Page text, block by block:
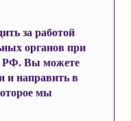
за работой
органов при
РФ. Вы можете
и направить в
мы